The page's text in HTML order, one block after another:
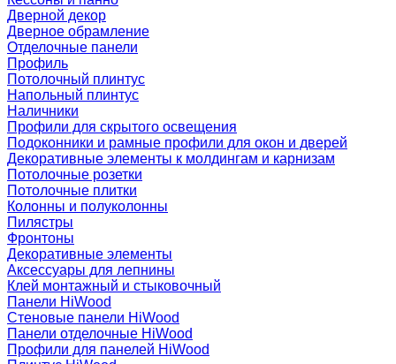
Дверной декор
Дверное обрамление
Отделочные панели
Профиль
Потолочный плинтус
Напольный плинтус
Наличники
Профили для скрытого освещения
Подоконники и рамные профили для окон и дверей
Декоративные элементы к молдингам и карнизам
Потолочные розетки
Потолочные плитки
Колонны и полуколонны
Пилястры
Фронтоны
Декоративные элементы
Аксессуары для лепнины
Клей монтажный и стыковочный
Панели HiWood
Стеновые панели HiWood
Панели отделочные HiWood
Профили для панелей HiWood